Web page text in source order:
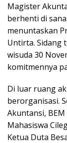
Magister
berhenti di
menuntaskan
Untirta. Sidang
wisuda 30
komitmennya
Di luar ruang
berorganisasi.
Akuntansi,
Mahasiswa
Ketua Duta